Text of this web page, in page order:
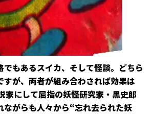
でもあるスイカ、そして怪談。どちら
すが、両者が組み合わされば効果は
家にして屈指の妖怪研究家・黒史郎
ながらも人々から“忘れ去られた妖